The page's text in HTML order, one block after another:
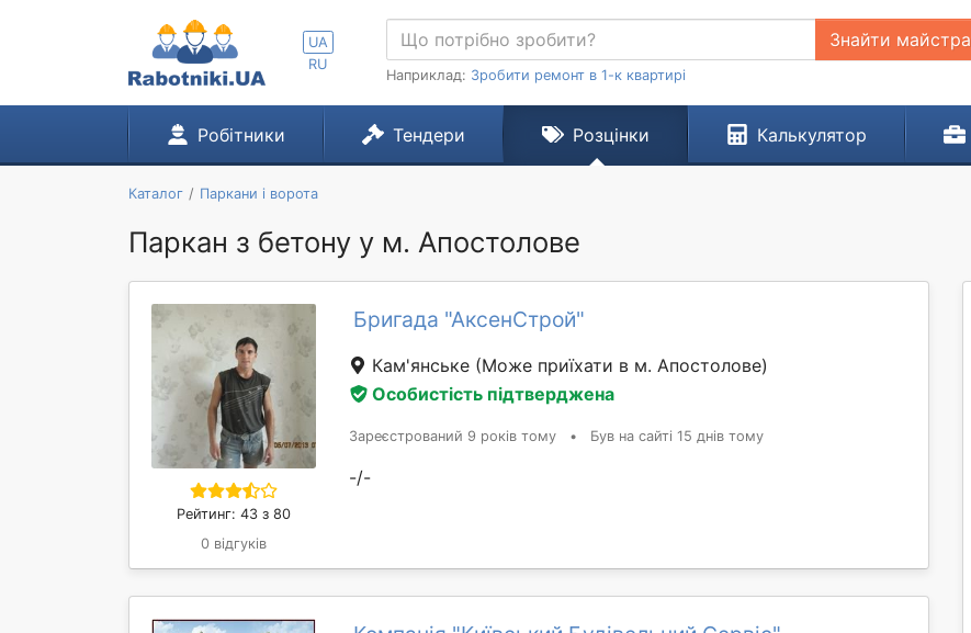
UA
RU
Знайти майстра
Наприклад: Зробити ремонт в 1-к квартирі
Робітники Тендери Розцінки Калькулятор
Каталог Паркани і ворота
Паркан з бетону у м. Апостолове
Рейтинг: 43 з 80
0 відгуків
Бригада "АксенСтрой"
Кам'янське (Може приїхати в м. Апостолове)
Особистість підтверджена
Зареєстрований 9 років тому • Був на сайті 15 днів тому
-/-